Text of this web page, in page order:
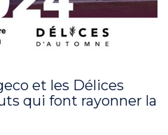
et les Délices
qui font rayonner la